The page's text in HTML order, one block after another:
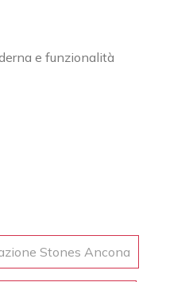
e funzionalità
Stones Ancona